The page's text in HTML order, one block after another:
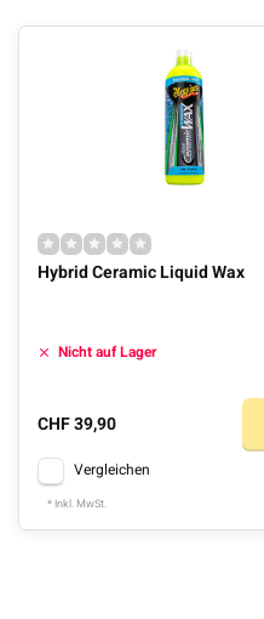
Hybrid Ceramic Liquid Wax
Nicht auf Lager
CHF 39,90
Vergleichen
* Inkl. MwSt.